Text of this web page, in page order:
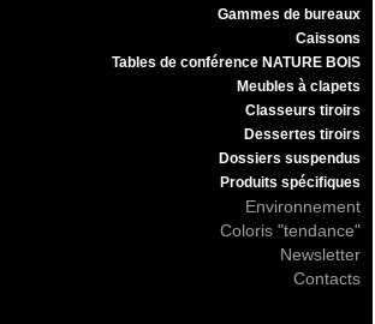
Gammes de bureaux
Caissons
Tables de conférence NATURE BOIS
Meubles à clapets
Classeurs tiroirs
Dessertes tiroirs
Dossiers suspendus
Produits spécifiques
Environnement
Coloris "tendance"
Newsletter
Contacts